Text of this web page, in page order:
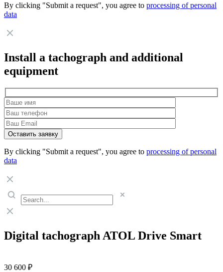
By clicking "Submit a request", you agree to processing of personal
data
Install a tachograph and additional
equipment
By clicking "Submit a request", you agree to processing of personal
data
Digital tachograph ATOL Drive Smart
30 600 ₽